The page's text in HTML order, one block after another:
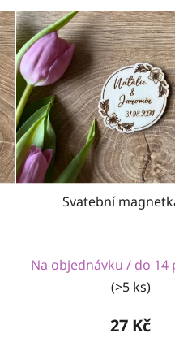
Svatební
Na objednávku / do 14
(>5 ks)
27 Kč